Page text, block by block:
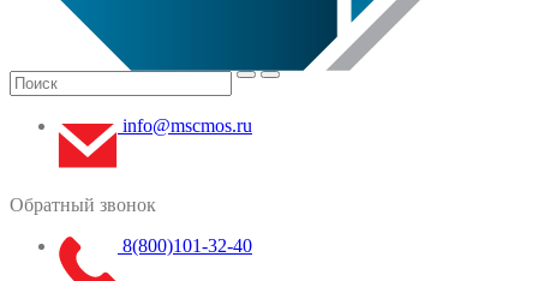
info@mscmos.ru
Обратный звонок
8(800)101-32-40